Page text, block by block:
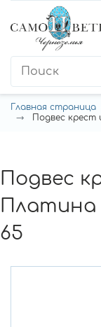
Главная страница
Подвес крест
Подвес
Платина
65